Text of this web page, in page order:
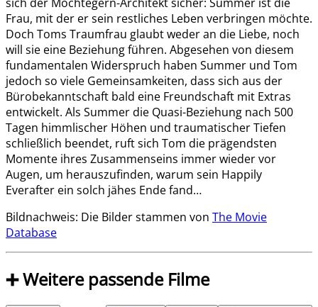
Frau, mit der er sein restliches Leben verbringen möchte.
Doch Toms Traumfrau glaubt weder an die Liebe, noch
will sie eine Beziehung führen. Abgesehen von diesem
fundamentalen Widerspruch haben Summer und Tom
jedoch so viele Gemeinsamkeiten, dass sich aus der
Bürobekanntschaft bald eine Freundschaft mit Extras
entwickelt. Als Summer die Quasi-Beziehung nach 500
Tagen himmlischer Höhen und traumatischer Tiefen
schließlich beendet, ruft sich Tom die prägendsten
Momente ihres Zusammenseins immer wieder vor
Augen, um herauszufinden, warum sein Happily
Everafter ein solch jähes Ende fand…
Bildnachweis: Die Bilder stammen von The Movie
Database
➕ Weitere passende Filme